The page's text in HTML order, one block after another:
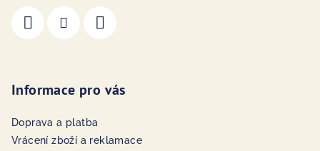
Informace pro vás
Doprava a platba
Vrácení zboží a reklamace